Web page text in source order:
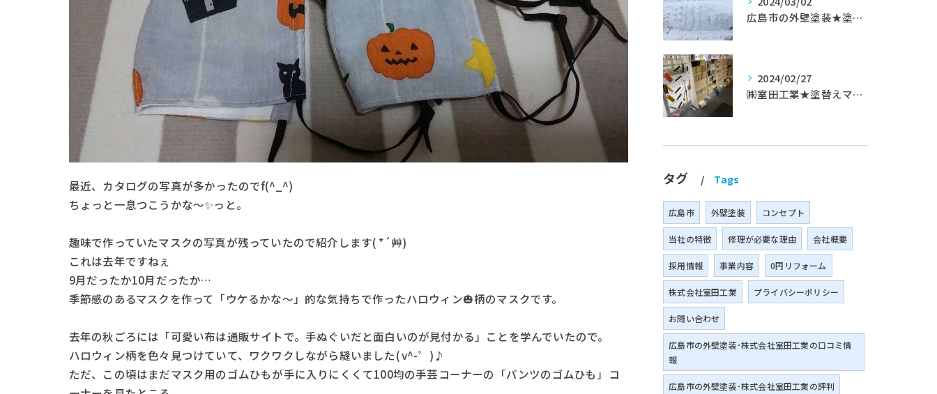
最近、カタログの写真が多かったのでf(^_^)
ちょっと一息つこうかな～✨っと。
趣味で作っていたマスクの写真が残っていたので紹介します( *´艸)
これは去年ですねぇ
9月だったか10月だったか…
季節感のあるマスクを作って「ウケるかな～」的な気持ちで作ったハロウィン🎃柄のマスクです。
去年の秋ごろには「可愛い布は通販サイトで。手ぬぐいだと面白いのが見付かる」ことを学んでいたので。
ハロウィン柄を色々見つけていて、ワクワクしながら縫いました( v^-゜)♪
ただ、この頃はまだマスク用のゴムひもが手に入りにくくて100均の手芸コーナーの「パンツのゴムひも」コ
広島市の外壁塗装★塗替えマスターズ★ブログ「初めて家を手入れするのに」
2024/02/27
㈱室田工業★塗替えマスターズ★築35年以上のお宅の施工事例
タグ Tags
広島市 外壁塗装 コンセプト
当社の特徴 修理が必要な理由 会社概要
採用情報 事業内容 0円リフォーム
株式会社室田工業 プライバシーポリシー
お問い合わせ
広島市の外壁塗装･株式会社室田工業の口コミ情
報
広島市の外壁塗装･株式会社室田工業の評判